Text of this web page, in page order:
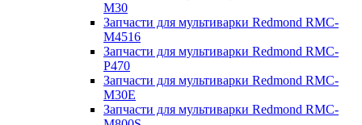
M30
Запчасти для мультиварки Redmond RMC-
M4516
Запчасти для мультиварки Redmond RMC-
P470
Запчасти для мультиварки Redmond RMC-
M30E
Запчасти для мультиварки Redmond RMC-